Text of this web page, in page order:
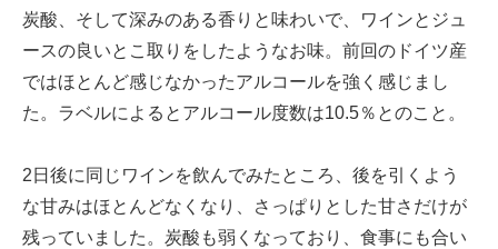
炭酸、そして深みのある香りと味わいで、ワインとジュ
ースの良いとこ取りをしたようなお味。前回のドイツ産
ではほとんど感じなかったアルコールを強く感じまし
た。ラベルによるとアルコール度数は10.5％とのこと。
2日後に同じワインを飲んでみたところ、後を引くよう
な甘みはほとんどなくなり、さっぱりとした甘さだけが
残っていました。炭酸も弱くなっており、食事にも合い